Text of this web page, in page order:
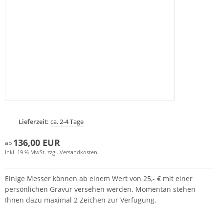
Lieferzeit: ca. 2-4 Tage
ab 136,00 EUR
inkl. 19 % MwSt. zzgl. Versandkosten
Einige Messer können ab einem Wert von 25,- € mit einer
persönlichen Gravur versehen werden. Momentan stehen
Ihnen dazu maximal 2 Zeichen zur Verfügung.